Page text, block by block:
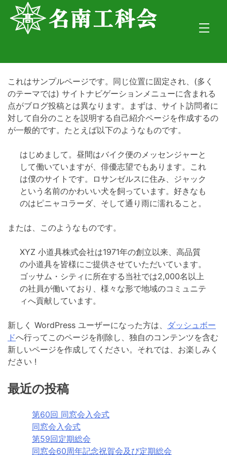
Skip
content
これはサンプルページです。同じ位置に固定され、(多く
のテーマでは) サイトナビゲーションメニューに含まれる
点がブログ投稿とは異なります。まずは、サイト訪問者に
対して自分のことを説明する自己紹介ページを作成するの
が一般的です。たとえば以下のようなものです。
はじめまして。昼間はバイク便のメッセンジャーと
して働いていますが、俳優志望でもあります。これ
は僕のサイトです。ロサンゼルスに住み、ジャック
という名前のかわいい犬を飼っています。好きなも
のはピニャコラーダ、そして通り雨に濡れること。
または、このようなものです。
XYZ 小道具株式会社は1971年の創立以来、高品質
の小道具を皆様にご提供させていただいています。
ゴッサム・シティに所在する当社では2,000名以上
の社員が働いており、様々な形で地域のコミュニテ
ィへ貢献しています。
新しく WordPress ユーザーになった方は、 ダッシュボー
ドへ行ってこのページを削除し、独自のコンテンツを含む
新しいページを作成してください。それでは、お楽しみく
ださい !
最近の投稿
第60回 同窓会入会式
同窓会入会式
第59回定期総会
同窓会60周年記念祝賀会及び定期総会